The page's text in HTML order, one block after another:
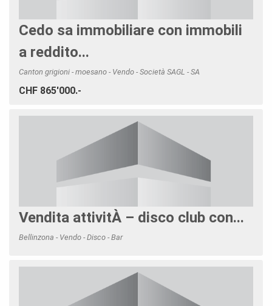
Cedo sa immobiliare con immobili
a reddito...
Canton grigioni - moesano - Vendo - Società SAGL - SA
CHF 865'000.-
Vendita attivitÀ – disco club con...
Bellinzona - Vendo - Disco - Bar